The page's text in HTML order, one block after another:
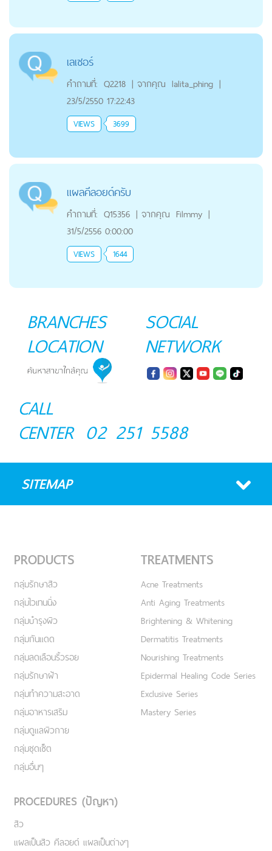
เลเซอร์
คำถามที่: Q2218 | จากคุณ lalita_phing |
23/5/2550 17:22:43
VIEWS 3699
แผลคีลอยด์ครับ
คำถามที่: Q15356 | จากคุณ Filmmy |
31/5/2556 0:00:00
VIEWS 1644
BRANCHES
LOCATION
SOCIAL
NETWORK
CALL
CENTER 02 251 5588
SITEMAP
PRODUCTS
กลุ่มรักษาสิว
กลุ่มไวเทนนิ่ง
กลุ่มบำรุงผิว
กลุ่มกันแดด
กลุ่มลดเลือนริ้วรอย
กลุ่มรักษาฝ้า
กลุ่มทำความสะอาด
กลุ่มอาหารเสริม
กลุ่มดูแลผิวกาย
กลุ่มชุดเซ็ต
กลุ่มอื่นๆ
TREATMENTS
Acne Treatments
Anti Aging Treatments
Brightening & Whitening
Dermatitis Treatments
Nourishing Treatments
Epidermal Healing Code Series
Exclusive Series
Mastery Series
PROCEDURES (ปัญหา)
สิว
แผลเป็นสิว คีลอยด์ แผลเป็นต่างๆ